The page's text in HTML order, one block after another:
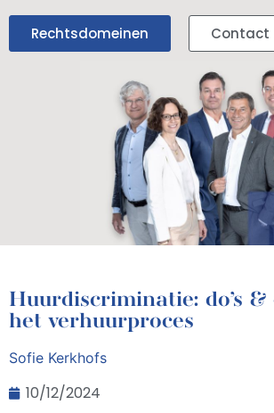
Rechtsdomeinen Contact
Huurdiscriminatie: do’s &
het verhuurproces
Sofie Kerkhofs
10/12/2024